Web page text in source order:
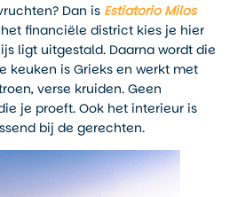
Dan is Estiatorio Milos
financiële district kies je hier
ligt uitgestald. Daarna wordt die
keuken is Grieks en werkt met
verse kruiden. Geen
je proeft. Ook het interieur is
bij de gerechten.